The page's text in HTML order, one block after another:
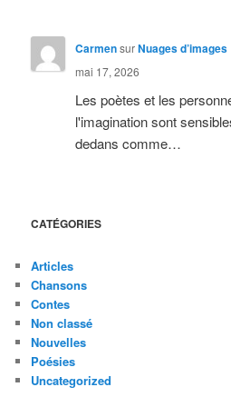
CarmensurNuages d’images
mai 17, 2026
Les poètes et les
l'imagination sont
dedans comme…
CATÉGORIES
Articles
Chansons
Contes
Non classé
Nouvelles
Poésies
Uncategorized